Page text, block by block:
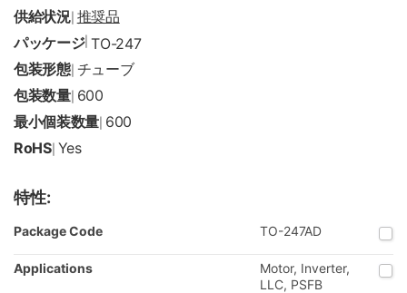
供給状況| 推奨品
パッケージ|TO-247
包装形態| チューブ
包装数量| 600
最小個装数量 600
RoHS| Yes
特性:
Package Code TO-247AD
Applications
Motor, Inverter,
LLC, PSFB